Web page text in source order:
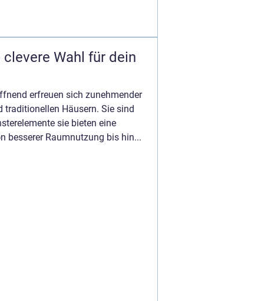
Wahl für dein
erfreuen sich zunehmender
traditionellen Häusern. Sie sind
sie bieten eine
besserer Raumnutzung bis hin...